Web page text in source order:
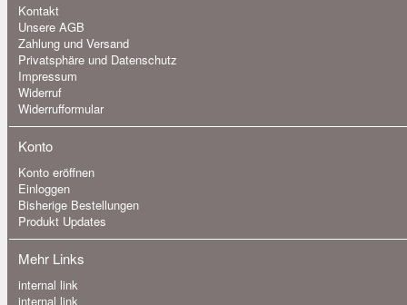
Kontakt
Unsere AGB
Zahlung und Versand
Privatsphäre und Datenschutz
Impressum
Widerruf
Widerrufformular
Konto
Konto eröffnen
Einloggen
Bisherige Bestellungen
Produkt Updates
Mehr Links
internal link
internal link